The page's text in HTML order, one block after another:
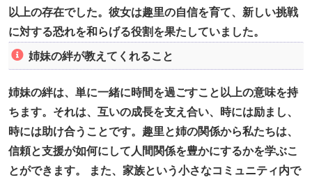
以上の存在でした。彼女は趣里の自信を育て、新しい挑戦
に対する恐れを和らげる役割を果たしていました。
姉妹の絆が教えてくれること
姉妹の絆は、単に一緒に時間を過ごすこと以上の意味を持
ちます。それは、互いの成長を支え合い、時には励まし、
時には助け合うことです。趣里と姉の関係から私たちは、
信頼と支援が如何にして人間関係を豊かにするかを学ぶこ
とができます。 また、家族という小さなコミュニティ内で